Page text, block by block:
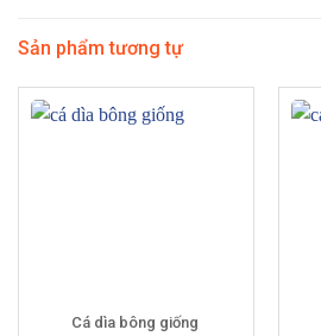
Sản phẩm tương tự
Cá dìa bông giống